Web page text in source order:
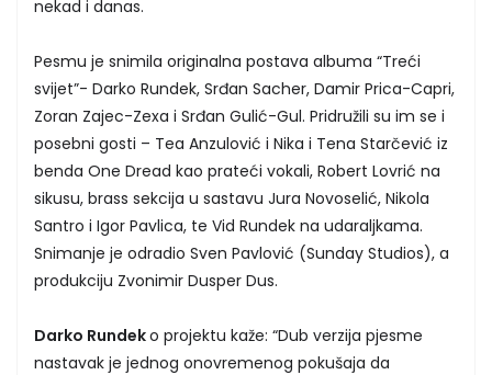
nekad i danas.
Pesmu je snimila originalna postava albuma “Treći
svijet”- Darko Rundek, Srđan Sacher, Damir Prica-Capri,
Zoran Zajec-Zexa i Srđan Gulić-Gul. Pridružili su im se i
posebni gosti – Tea Anzulović i Nika i Tena Starčević iz
benda One Dread kao prateći vokali, Robert Lovrić na
sikusu, brass sekcija u sastavu Jura Novoselić, Nikola
Santro i Igor Pavlica, te Vid Rundek na udaraljkama.
Snimanje je odradio Sven Pavlović (Sunday Studios), a
produkciju Zvonimir Dusper Dus.
Darko Rundeko projektu kaže: “Dub verzija pjesme
nastavak je jednog onovremenog pokušaja da